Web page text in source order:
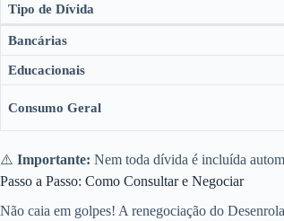
Tipo de Dívida
Bancárias
Educacionais
Consumo Geral
⚠️ Importante: Nem toda dívida é incluída
Passo a Passo: Como Consultar e Negociar
Não caia em golpes! A renegociação do